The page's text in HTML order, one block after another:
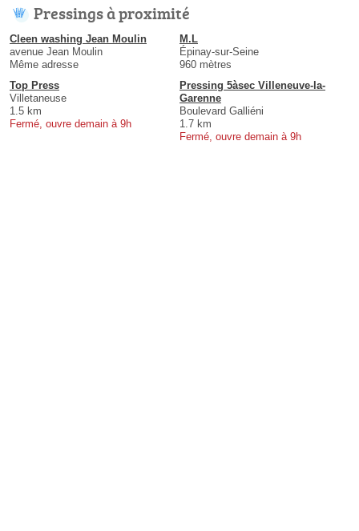
Pressings à proximité
Cleen washing Jean Moulin
avenue Jean Moulin
Même adresse
M.L
Épinay-sur-Seine
960 mètres
Top Press
Villetaneuse
1.5 km
Fermé, ouvre demain à 9h
Pressing 5àsec Villeneuve-la-
Garenne
Boulevard Galliéni
1.7 km
Fermé, ouvre demain à 9h